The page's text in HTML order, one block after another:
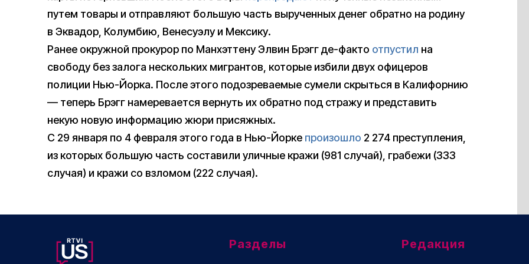
путем товары и отправляют большую часть вырученных денег обратно на родину
в Эквадор, Колумбию, Венесуэлу и Мексику.
Ранее окружной прокурор по Манхэттену Элвин Брэгг де-факто отпустил на
свободу без залога нескольких мигрантов, которые избили двух офицеров
полиции Нью-Йорка. После этого подозреваемые сумели скрыться в Калифорнию
— теперь Брэгг намеревается вернуть их обратно под стражу и представить
некую новую информацию жюри присяжных.
С 29 января по 4 февраля этого года в Нью-Йорке произошло 2 274 преступления,
из которых большую часть составили уличные кражи (981 случай), грабежи (333
случая) и кражи со взломом (222 случая).
Разделы Редакция